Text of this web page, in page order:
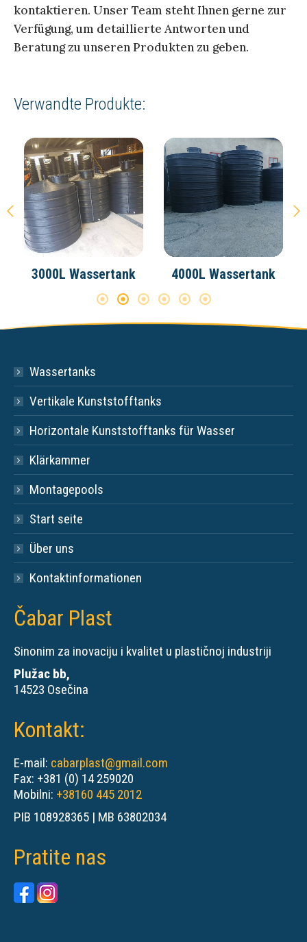
kontaktieren. Unser Team steht Ihnen gerne zur
Verfügung, um detaillierte Antworten und
Beratung zu unseren Produkten zu geben.
Verwandte Produkte:
3000L Wassertank 4000L Wassertank
Wassertanks
Vertikale Kunststofftanks
Horizontale Kunststofftanks für Wasser
Klärkammer
Montagepools
Start seite
Über uns
Kontaktinformationen
Čabar Plast
Sinonim za inovaciju i kvalitet u plastičnoj industriji
Plužac bb,
14523 Osečina
Kontakt:
E-mail: cabarplast@gmail.com
Fax: +381 (0) 14 259020
Mobilni: +38160 445 2012
PIB 108928365 | MB 63802034
Pratite nas